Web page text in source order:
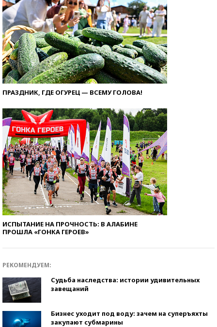
ПРАЗДНИК, ГДЕ ОГУРЕЦ — ВСЕМУ ГОЛОВА!
ИСПЫТАНИЕ НА ПРОЧНОСТЬ: В АЛАБИНЕ
ПРОШЛА «ГОНКА ГЕРОЕВ»
РЕКОМЕНДУЕМ:
Судьба наследства: истории удивительных
завещаний
Бизнес уходит под воду: зачем на суперъяхты
закупают субмарины